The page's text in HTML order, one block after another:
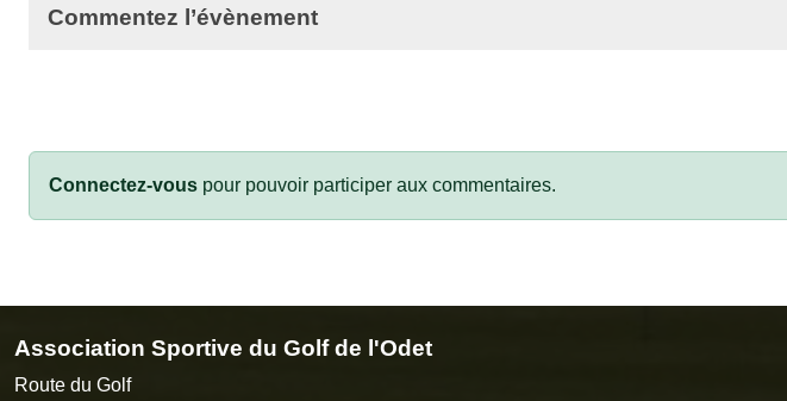
Commentez l’évènement
Connectez-vous pour pouvoir participer aux commentaires.
Association Sportive du Golf de l'Odet
Route du Golf